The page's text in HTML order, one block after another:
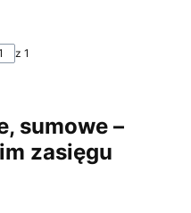
z 1
sumowe –
zasięgu